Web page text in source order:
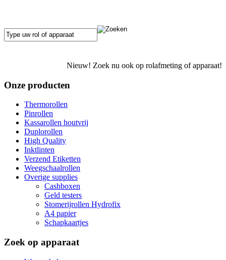
Nieuw! Zoek nu ook op rolafmeting of apparaat!
Onze producten
Thermorollen
Pinrollen
Kassarollen houtvrij
Duplorollen
High Quality
Inktlinten
Verzend Etiketten
Weegschaalrollen
Overige supplies
Cashboxen
Geld testers
Stomerijrollen Hydrofix
A4 papier
Schapkaartjes
Zoek op apparaat